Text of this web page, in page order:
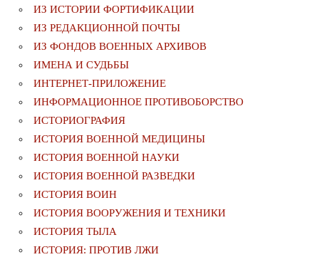
ИЗ ИСТОРИИ ФОРТИФИКАЦИИ
ИЗ РЕДАКЦИОННОЙ ПОЧТЫ
ИЗ ФОНДОВ ВОЕННЫХ АРХИВОВ
ИМЕНА И СУДЬБЫ
ИНТЕРНЕТ-ПРИЛОЖЕНИЕ
ИНФОРМАЦИОННОЕ ПРОТИВОБОРСТВО
ИСТОРИОГРАФИЯ
ИСТОРИЯ ВОЕННОЙ МЕДИЦИНЫ
ИСТОРИЯ ВОЕННОЙ НАУКИ
ИСТОРИЯ ВОЕННОЙ РАЗВЕДКИ
ИСТОРИЯ ВОИН
ИСТОРИЯ ВООРУЖЕНИЯ И ТЕХНИКИ
ИСТОРИЯ ТЫЛА
ИСТОРИЯ: ПРОТИВ ЛЖИ